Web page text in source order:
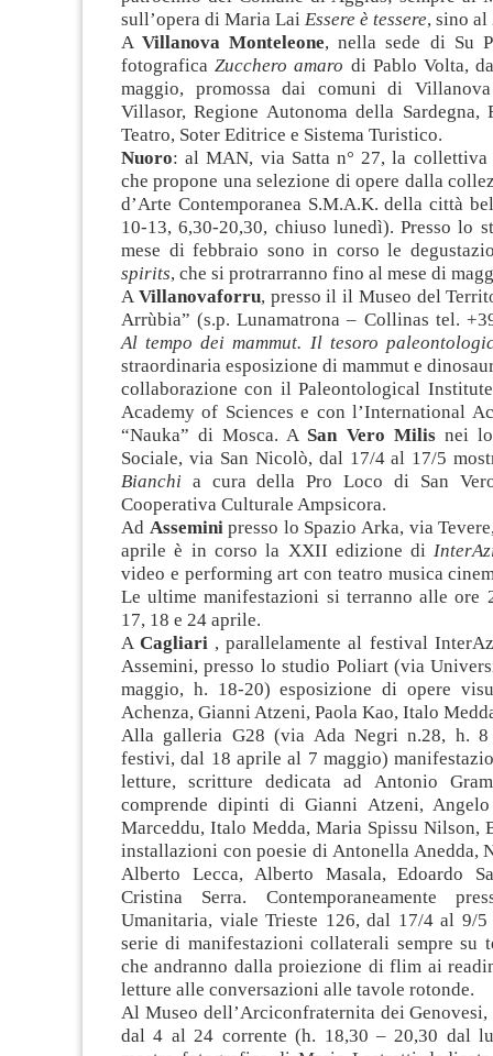
sull’opera di Maria Lai Essere è tessere, sino
AVillanova Monteleone, nella sede di Su
fotograficaZucchero amaro di Pablo Volta,
maggio, promossa dai comuni di
Villasor, Regione Autonoma della Sardegna,
Teatro, Soter Editrice e Sistema Turistico.
Nuoro: al MAN, via Satta n° 27, la collettiva
che propone una selezione di opere dalla
d’Arte Contemporanea S.M.A.K. della città
10-13, 6,30-20,30, chiuso lunedì). Presso lo
mese di febbraio sono in corso le
spirits, che si protrarranno fino al mese di
A Villanovaforru, presso il il Museo del
Arrùbia” (s.p. Lunamatrona – Collinas tel.
Al tempo dei mammut. Il tesoro
straordinaria esposizione di mammut e
collaborazione con il Paleontological
Academy of Sciences e con l’International
“Nauka” di Mosca. A San Vero Milisnei
Sociale, via San Nicolò, dal 17/4 al 17/5
Bianchi a cura della Pro Loco di San
Cooperativa Culturale Ampsicora.
Ad Asseminipresso lo Spazio Arka, via
aprile è in corso la XXII edizione di
video e performing art con teatro musica
Le ultime manifestazioni si terranno alle ore
17, 18 e 24 aprile.
ACagliari , parallelamente al festival
Assemini, presso lo studio Poliart (via
maggio, h. 18-20) esposizione di opere
Achenza, Gianni Atzeni, Paola Kao, Italo
Alla galleria G28 (via Ada Negri n.28, h. 8
festivi, dal 18 aprile al 7 maggio)
letture, scritture dedicata ad Antonio
comprende dipinti di Gianni Atzeni,
Marceddu, Italo Medda, Maria Spissu Nilson,
installazioni con poesie di Antonella Anedda,
Alberto Lecca, Alberto Masala, Edoardo
Cristina Serra. Contemporaneamente
Umanitaria, viale Trieste 126, dal 17/4 al 9/5
serie di manifestazioni collaterali sempre su
che andranno dalla proiezione di flim ai
letture alle conversazioni alle tavole rotonde.
Al Museo dell’Arciconfraternita dei Genovesi,
dal 4 al 24 corrente (h. 18,30 – 20,30 dal